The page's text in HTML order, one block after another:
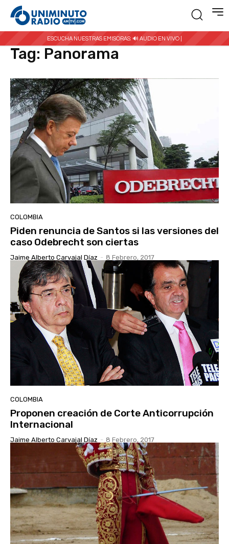
ESCUCHA NUESTRAS EMISORAS: 🔊 AUDIO EN VIVO |
Inicio Etiquetas Panorama
Tag: Panorama
COLOMBIA
Piden renuncia de Santos si las versiones del
caso Odebrecht son ciertas
Jaime Alberto Carvajal Díaz - 8 Febrero, 2017
COLOMBIA
Proponen creación de Corte Anticorrupción
Internacional
Jaime Alberto Carvajal Díaz - 8 Febrero, 2017